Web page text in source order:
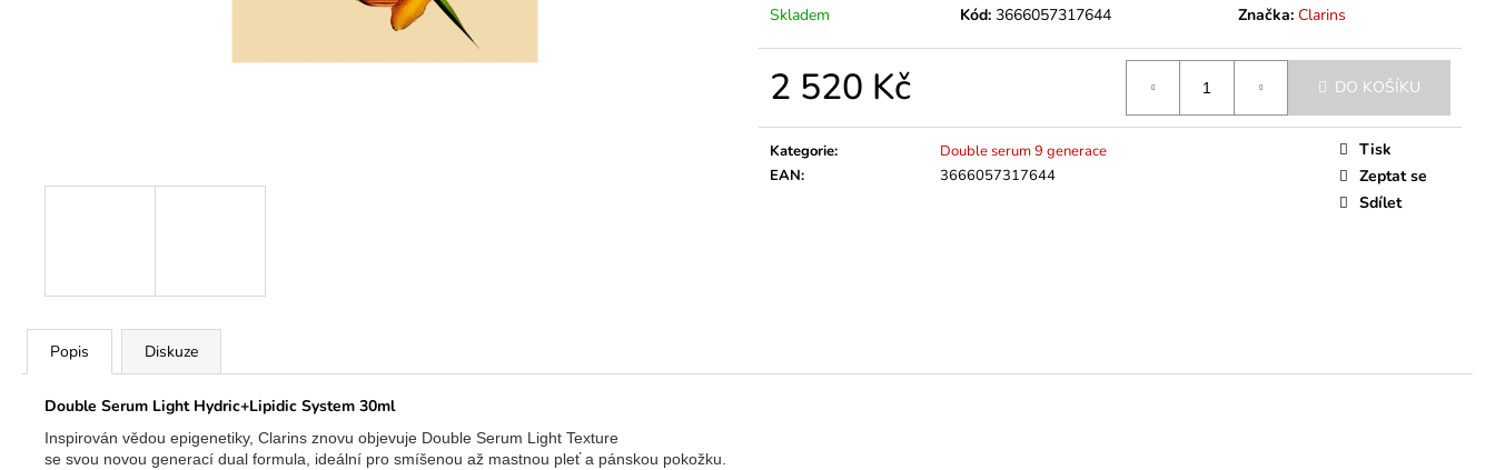
Skladem Kód: 3666057317644 Značka: Clarins
2 520 Kč DO KOŠÍKU
Kategorie:
Double serum 9 generace
EAN: 3666057317644
Tisk
Zeptat se
Sdílet
Popis Diskuze
Double Serum Light Hydric+Lipidic System 30ml
Inspirován vědou epigenetiky, Clarins znovu objevuje Double Serum Light Texture
se svou novou generací dual formula,
ideální pro smíšenou až mastnou pleť a pánskou pokožku.